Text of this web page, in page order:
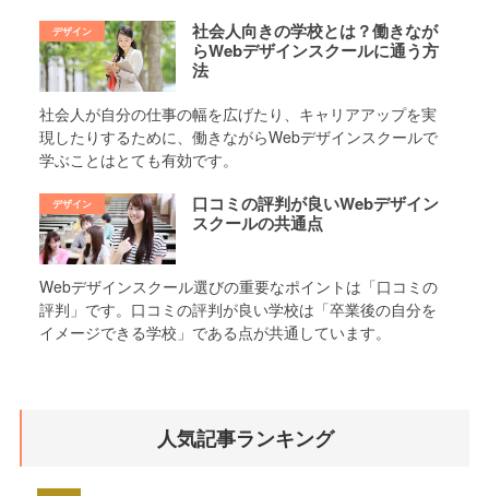
社会人向きの学校とは？働きなが
らWebデザインスクールに通う方
法
社会人が自分の仕事の幅を広げたり、キャリアアップを実
現したりするために、働きながらWebデザインスクールで
学ぶことはとても有効です。
口コミの評判が良いWebデザイン
スクールの共通点
Webデザインスクール選びの重要なポイントは「口コミの
評判」です。口コミの評判が良い学校は「卒業後の自分を
イメージできる学校」である点が共通しています。
人気記事ランキング